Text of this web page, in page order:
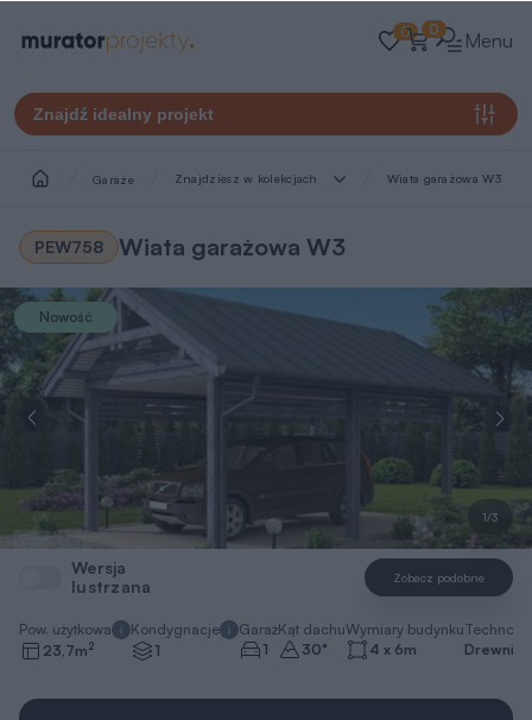
0 0 Menu
Znajdź idealny projekt
Garaże Znajdziesz w kolekcjach Wiata garażowa W3
PEW758 Wiata garażowa W3
1/3
Nowość
Wersja
lustrzana
Zobacz podobne
Pow. użytkowa
23,7m2
Kondygnacje
1
Garaż
1
Kąt dachu
30°
Wymiary budynku
4 x 6m